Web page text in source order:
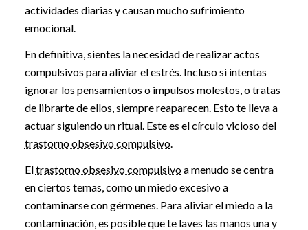
actividades diarias y causan mucho sufrimiento
emocional.
En definitiva, sientes la necesidad de realizar actos
compulsivos para aliviar el estrés. Incluso si intentas
ignorar los pensamientos o impulsos molestos, o tratas
de librarte de ellos, siempre reaparecen. Esto te lleva a
actuar siguiendo un ritual. Este es el círculo vicioso del
trastorno obsesivo compulsivo.
Eltrastorno obsesivo compulsivoa menudo se centra
en ciertos temas, como un miedo excesivo a
contaminarse con gérmenes. Para aliviar el miedo a la
contaminación, es posible que te laves las manos una y